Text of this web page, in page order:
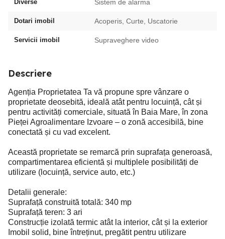
Diverse Sistem de alarma
Dotari imobil Acoperis, Curte, Uscatorie
Servicii imobil Supraveghere video
Descriere
Agenția Proprietatea Ta vă propune spre vânzare o
proprietate deosebită, ideală atât pentru locuință, cât și
pentru activități comerciale, situată în Baia Mare, în zona
Pieței Agroalimentare Izvoare – o zonă accesibilă, bine
conectată și cu vad excelent.
Această proprietate se remarcă prin suprafața generoasă,
compartimentarea eficientă și multiplele posibilități de
utilizare (locuință, service auto, etc.)
Detalii generale:
Suprafață construită totală: 340 mp
Suprafață teren: 3 ari
Construcție izolată termic atât la interior, cât și la exterior
Imobil solid, bine întreținut, pregătit pentru utilizare